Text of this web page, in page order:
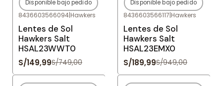
-80%OFF
Agotado
Disponible bajo pedido
8436603566094|Hawkers
Lentes de Sol
Hawkers Salt
HSAL23WWT0
S/149,99S/749,00
-80%OFF
Agotado
Disponible bajo pedido
8436603566117|Hawkers
Lentes de Sol
Hawkers Salt
HSAL23EMX0
S/189,99S/949,00